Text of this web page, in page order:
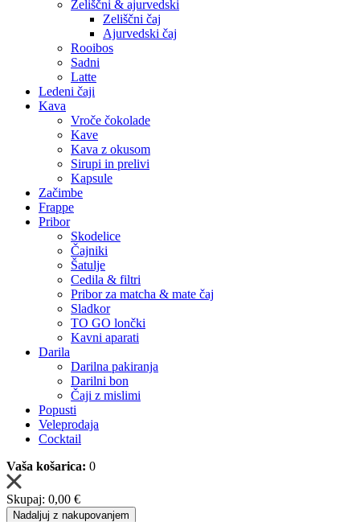
Zeliščni & ajurvedski
Zeliščni čaj
Ajurvedski čaj
Rooibos
Sadni
Latte
Ledeni čaji
Kava
Vroče čokolade
Kave
Kava z okusom
Sirupi in prelivi
Kapsule
Začimbe
Frappe
Pribor
Skodelice
Čajniki
Šatulje
Cedila & filtri
Pribor za matcha & mate čaj
Sladkor
TO GO lončki
Kavni aparati
Darila
Darilna pakiranja
Darilni bon
Čaji z mislimi
Popusti
Veleprodaja
Cocktail
Vaša košarica: 0
Skupaj: 0,00 €
Nadaljuj z nakupovanjem